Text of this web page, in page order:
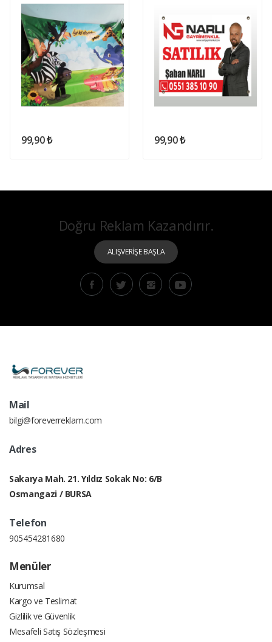
99,90 ₺ 99,90 ₺
Doğru Reklam Kazandırır.
ALIŞVERİŞE BAŞLA
Mail
bilgi@foreverreklam.com
Adres
Sakarya Mah. 21. Yıldız Sokak No: 6/B
Osmangazi / BURSA
Telefon
905454281680
Menüler
Kurumsal
Kargo ve Teslimat
Gizlilik ve Güvenlik
Mesafeli Satış Sözleşmesi